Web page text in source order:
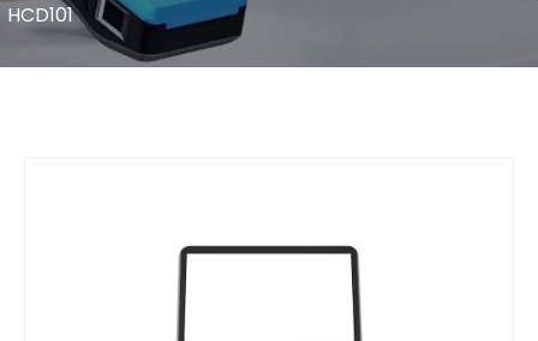
HCD101